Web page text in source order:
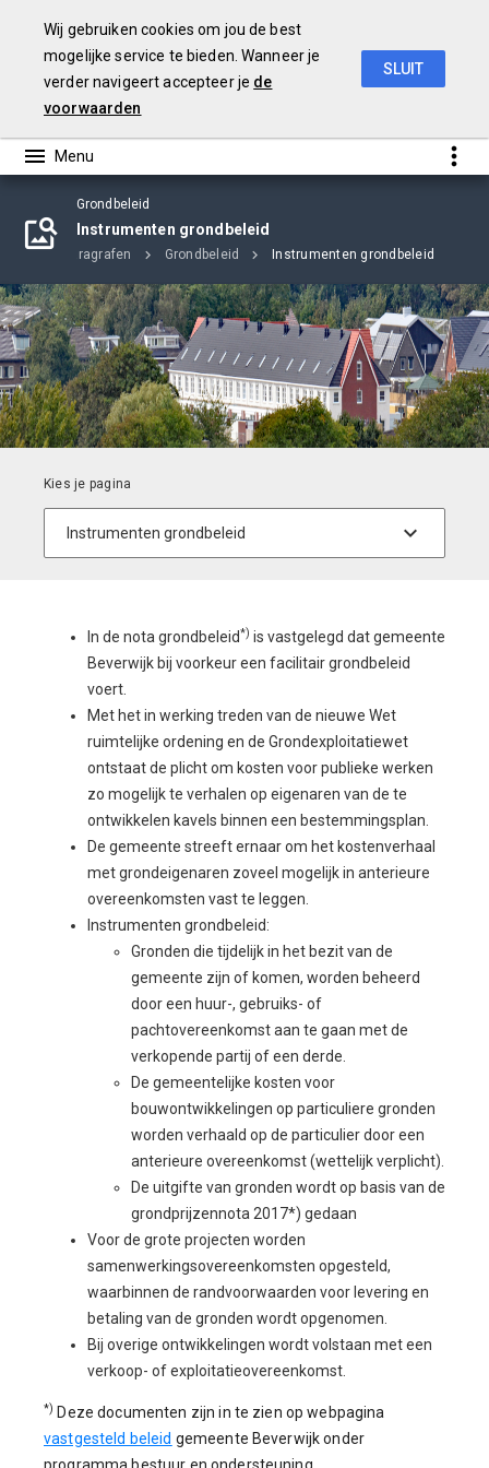
Grondbeleid
Instrumenten grondbeleid
Paragrafen Grondbeleid Instrumenten grondbeleid
In de nota grondbeleid*) is vastgelegd dat gemeente
Beverwijk bij voorkeur een facilitair grondbeleid
voert.
Met het in werking treden van de nieuwe Wet
ruimtelijke ordening en de Grondexploitatiewet
ontstaat de plicht om kosten voor publieke werken
zo mogelijk te verhalen op eigenaren van de te
ontwikkelen kavels binnen een bestemmingsplan.
De gemeente streeft ernaar om het kostenverhaal
met grondeigenaren zoveel mogelijk in anterieure
overeenkomsten vast te leggen.
Instrumenten grondbeleid:
Gronden die tijdelijk in het bezit van de
gemeente zijn of komen, worden beheerd
door een huur-, gebruiks- of
pachtovereenkomst aan te gaan met de
verkopende partij of een derde.
De gemeentelijke kosten voor
bouwontwikkelingen op particuliere gronden
worden verhaald op de particulier door een
anterieure overeenkomst (wettelijk verplicht).
De uitgifte van gronden wordt op basis van de
grondprijzennota 2017*) gedaan
Voor de grote projecten worden
samenwerkingsovereenkomsten opgesteld,
waarbinnen de randvoorwaarden voor levering en
betaling van de gronden wordt opgenomen.
Bij overige ontwikkelingen wordt volstaan met een
verkoop- of exploitatieovereenkomst.
*) Deze documenten zijn in te zien op webpagina
vastgesteld beleid gemeente Beverwijk onder
Wij gebruiken cookies om jou de best
mogelijke service te bieden. Wanneer je
verder navigeert accepteer je de
voorwaarden
SLUIT